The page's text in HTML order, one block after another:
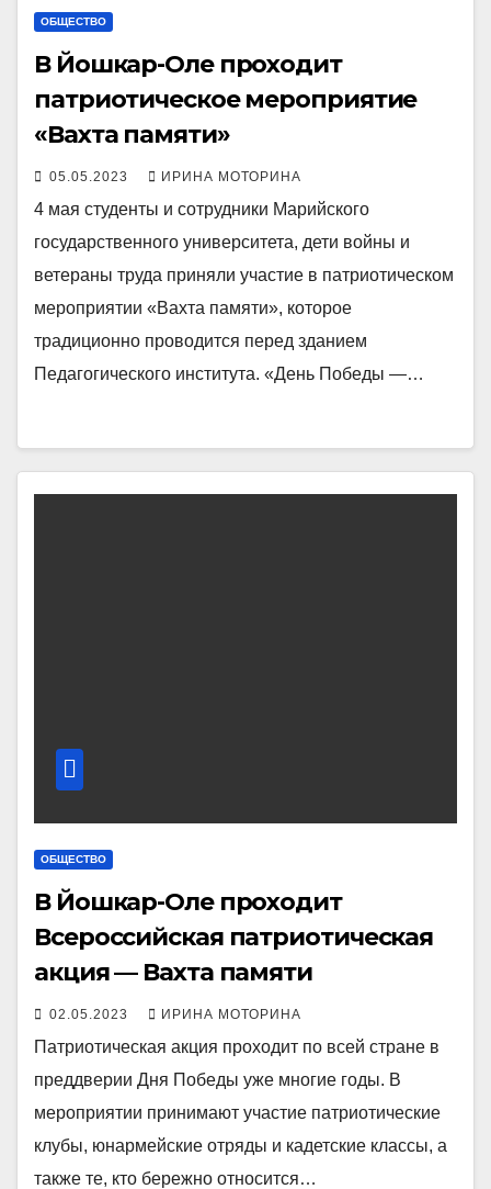
ОБЩЕСТВО
В Йошкар-Оле проходит
патриотическое мероприятие
«Вахта памяти»
05.05.2023 ИРИНА МОТОРИНА
4 мая студенты и сотрудники Марийского
государственного университета, дети войны и
ветераны труда приняли участие в патриотическом
мероприятии «Вахта памяти», которое
традиционно проводится перед зданием
Педагогического института. «День Победы —…
ОБЩЕСТВО
В Йошкар-Оле проходит
Всероссийская патриотическая
акция — Вахта памяти
02.05.2023 ИРИНА МОТОРИНА
Патриотическая акция проходит по всей стране в
преддверии Дня Победы уже многие годы. В
мероприятии принимают участие патриотические
клубы, юнармейские отряды и кадетские классы, а
также те, кто бережно относится…